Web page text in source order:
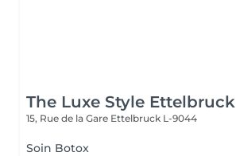
The Luxe Style Ettelbruck
15, Rue de la Gare Ettelbruck L-9044
Soin Botox